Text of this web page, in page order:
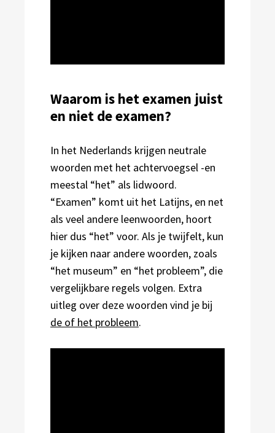
Waarom is het examen juist
en niet de examen?
In het Nederlands krijgen neutrale
woorden met het achtervoegsel -en
meestal “het” als lidwoord.
“Examen” komt uit het Latijns, en net
als veel andere leenwoorden, hoort
hier dus “het” voor. Als je twijfelt, kun
je kijken naar andere woorden, zoals
“het museum” en “het probleem”, die
vergelijkbare regels volgen. Extra
uitleg over deze woorden vind je bij
de of het probleem.